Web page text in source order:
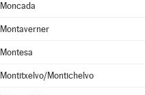
Moncada
Montaverner
Montesa
Montitxelvo/Montichelvo